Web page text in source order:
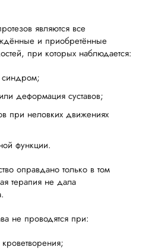
являются все
и приобретённые
при которых наблюдается:
деформация суставов;
при неловких движениях
функции.
оправдано только в том
терапия не дала
не проводятся при: